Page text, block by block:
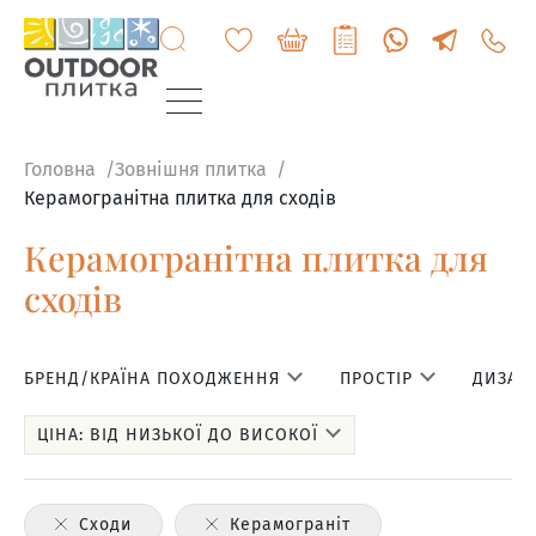
Головна
Зовнішня плитка
Керамогранітна плитка для сходів
Керамогранітна плитка для
сходів
БРЕНД/КРАЇНА ПОХОДЖЕННЯ ПРОСТІР
ЦІНА: ВІД НИЗЬКОЇ ДО ВИСОКОЇ
Сходи Керамограніт